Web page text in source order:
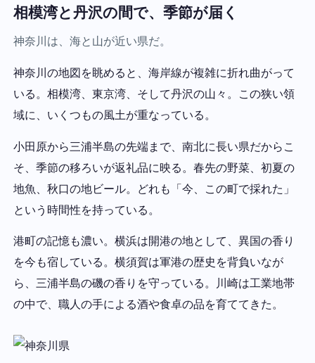
相模湾と丹沢の間で、季節が届く
神奈川は、海と山が近い県だ。
神奈川の地図を眺めると、海岸線が複雑に折れ曲がって
いる。相模湾、東京湾、そして丹沢の山々。この狭い領
域に、いくつもの風土が重なっている。
小田原から三浦半島の先端まで、南北に長い県だからこ
そ、季節の移ろいが返礼品に映る。春先の野菜、初夏の
地魚、秋口の地ビール。どれも「今、この町で採れた」
という時間性を持っている。
港町の記憶も濃い。横浜は開港の地として、異国の香り
を今も宿している。横須賀は軍港の歴史を背負いなが
ら、三浦半島の磯の香りを守っている。川崎は工業地帯
の中で、職人の手による酒や食卓の品を育ててきた。